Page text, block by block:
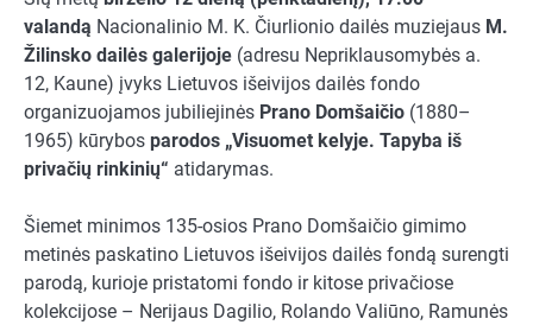
valandą Nacionalinio M. K. Čiurlionio dailės muziejaus M.
Žilinsko dailės galerijoje (adresu Nepriklausomybės a.
12, Kaune) įvyks Lietuvos išeivijos dailės fondo
organizuojamos jubiliejinės Prano Domšaičio (1880–
1965) kūrybos parodos „Visuomet kelyje. Tapyba iš
privačių rinkinių“ atidarymas.
Šiemet minimos 135-osios Prano Domšaičio gimimo
metinės paskatino Lietuvos išeivijos dailės fondą surengti
parodą, kurioje pristatomi fondo ir kitose privačiose
kolekcijose – Nerijaus Dagilio, Rolando Valiūno, Ramunės